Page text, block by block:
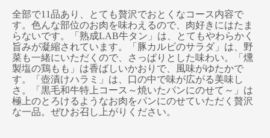
全部で11品あり、とても贅沢でおとくなコース内容で
す。色んな部位のお肉を味わえるので、肉好きにはたま
らないです。「熟成LAB牛タン」は、とてもやわらかく
旨みが凝縮されています。「豚カルビのサラダ」は、野
菜も一緒にいただくので、さっぱりとした味わい。「燻
製塩の鶏もも」は香ばしいかおりで、風味がゆたかで
す。「壺漬けハラミ」は、口の中で味が広がる美味し
さ。「黒毛和牛特上コース～焼いたパンにのせて～」は
極上のとろけるようなお肉をパンにのせていただく贅沢
な一品。ぜひお召し上がりください。